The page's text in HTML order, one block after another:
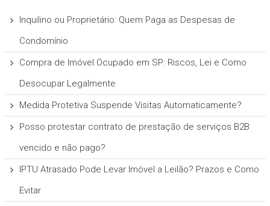
Inquilino ou Proprietário: Quem Paga as Despesas de
Condomínio
Compra de Imóvel Ocupado em SP: Riscos, Lei e Como
Desocupar Legalmente
Medida Protetiva Suspende Visitas Automaticamente?
Posso protestar contrato de prestação de serviços B2B
vencido e não pago?
IPTU Atrasado Pode Levar Imóvel a Leilão? Prazos e Como
Evitar